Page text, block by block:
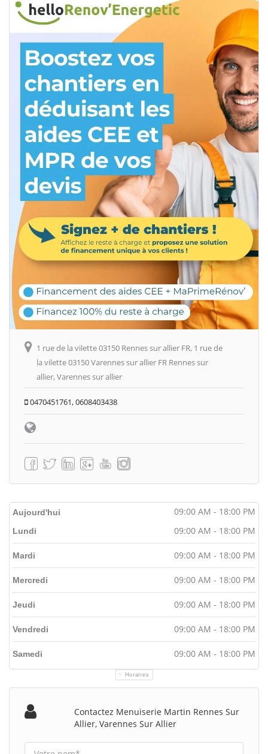
1 rue de la vilette 03150 Rennes sur allier FR, 1 rue de
la vilette 03150 Varennes sur allier FR Rennes sur
allier, Varennes sur allier
0470451761, 0608403438
Aujourd'hui 09:00 AM - 18:00 PM
Horaires
Lundi 09:00 AM - 18:00 PM
Mardi 09:00 AM - 18:00 PM
Mercredi 09:00 AM - 18:00 PM
Jeudi 09:00 AM - 18:00 PM
Vendredi 09:00 AM - 18:00 PM
Samedi 09:00 AM - 18:00 PM
Contactez Menuiserie Martin Rennes Sur
Allier, Varennes Sur Allier